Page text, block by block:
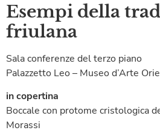
Esempi della
friulana
Sala conferenze del terzo piano
Palazzetto Leo – Museo d’Arte
in copertina
Boccale con protome cristologica
Morassi